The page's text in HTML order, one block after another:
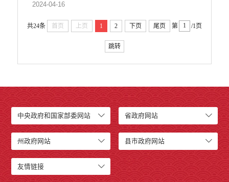
2024-04-16
共24条 首页 上页 1 2 下页 尾页 第 /1页
跳转
中央政府和国家部委网站 省政府网站
州政府网站 县市政府网站
友情链接